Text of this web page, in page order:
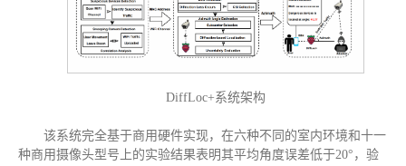
DiffLoc+系统架构
该系统完全基于商用硬件实现，在六种不同的室内环境和十一
种商用摄像头型号上的实验结果表明其平均角度误差低于20°，验